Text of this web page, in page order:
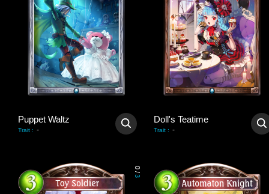
Puppet Waltz
Trait : -
Doll's Teatime
Trait : -
0
/
3